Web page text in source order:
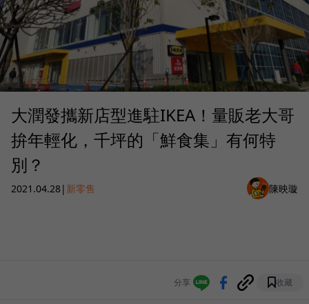
大潤發攜新店型進駐IKEA！量販老大哥
拚年輕化，千坪的「鮮食集」有何特
別？
2021.04.28| 新零售 陳映璇
分享 收藏